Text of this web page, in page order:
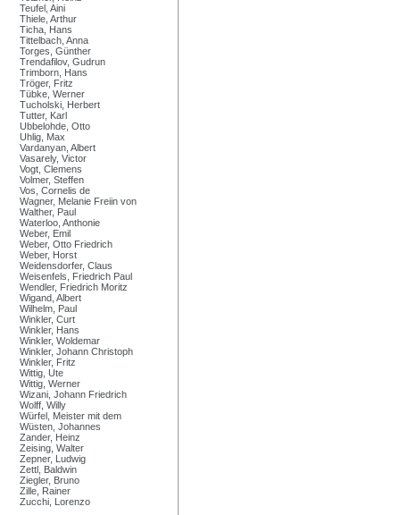
Teufel, Aini
Thiele, Arthur
Ticha, Hans
Tittelbach, Anna
Torges, Günther
Trendafilov, Gudrun
Trimborn, Hans
Tröger, Fritz
Tübke, Werner
Tucholski, Herbert
Tutter, Karl
Ubbelohde, Otto
Uhlig, Max
Vardanyan, Albert
Vasarely, Victor
Vogt, Clemens
Volmer, Steffen
Vos, Cornelis de
Wagner, Melanie Freiin von
Walther, Paul
Waterloo, Anthonie
Weber, Emil
Weber, Otto Friedrich
Weber, Horst
Weidensdorfer, Claus
Weisenfels, Friedrich Paul
Wendler, Friedrich Moritz
Wigand, Albert
Wilhelm, Paul
Winkler, Curt
Winkler, Hans
Winkler, Woldemar
Winkler, Johann Christoph
Winkler, Fritz
Wittig, Ute
Wittig, Werner
Wizani, Johann Friedrich
Wolff, Willy
Würfel, Meister mit dem
Wüsten, Johannes
Zander, Heinz
Zeising, Walter
Zepner, Ludwig
Zettl, Baldwin
Ziegler, Bruno
Zille, Rainer
Zucchi, Lorenzo